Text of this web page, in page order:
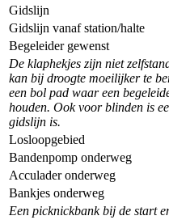
Gidslijn
Gidslijn vanaf station/halte
Begeleider gewenst
De klaphekjes zijn niet
kan bij droogte moeilijker te
een bol pad waar een
houden. Ook voor blinden is
gidslijn is.
Losloopgebied
Bandenpomp onderweg
Acculader onderweg
Bankjes onderweg
Een picknickbank bij de start